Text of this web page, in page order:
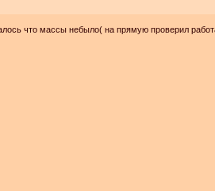
что массы небыло( на прямую проверил